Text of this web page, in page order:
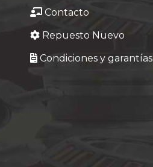
Contacto
Repuesto Nuevo
Condiciones y garantías